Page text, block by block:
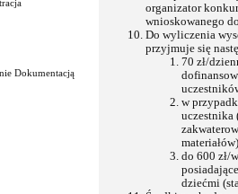
organizator
wnioskowanego
Do wyliczenia
przyjmuje się
70 zł/
w
uczestnika
do 600 zł/
dziećmi